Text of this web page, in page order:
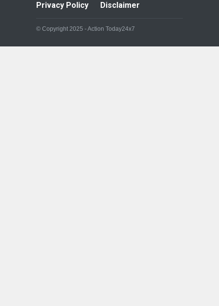
Privacy Policy
Disclaimer
© Copyright 2025 - Action Today24x7